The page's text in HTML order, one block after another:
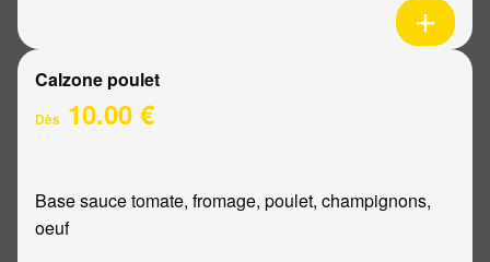
Calzone poulet
Dès 10.00 €
Base sauce tomate, fromage, poulet, champignons,
oeuf